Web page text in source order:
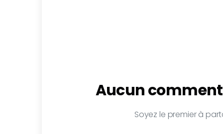
Aucun
Soyez le premier à